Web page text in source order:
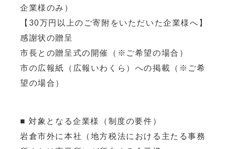
企業様のみ）
【30万円以上のご寄附をいただいた企業様へ】
感謝状の贈呈
市長との贈呈式の開催（※ご希望の場合）
市の広報紙（広報いわくら）への掲載（※ご希
望の場合）
■ 対象となる企業様（制度の要件）
岩倉市外に本社（地方税法における主たる事務